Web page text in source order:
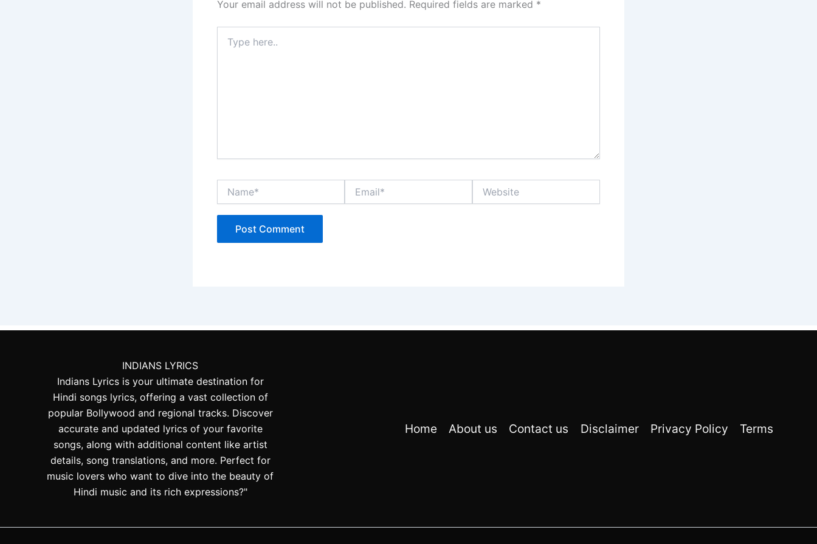
Your email address will not be published. Required fields are marked *
here..
INDIANS LYRICS
Indians Lyrics is your ultimate destination for
Hindi songs lyrics, offering a vast collection of
popular Bollywood and regional tracks. Discover
accurate and updated lyrics of your favorite
songs, along with additional content like artist
details, song translations, and more. Perfect for
music lovers who want to dive into the beauty of
Hindi music and its rich expressions?"
Home About us Contact us Disclaimer Privacy Policy Terms